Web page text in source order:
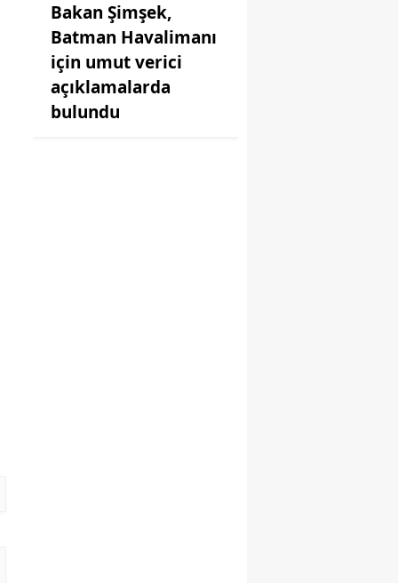
Bakan Şimşek,
Batman Havalimanı
için umut verici
açıklamalarda
bulundu